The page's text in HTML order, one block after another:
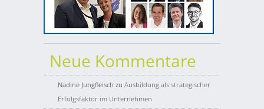
Neue Kommentare
Nadine Jungfleisch zu Ausbildung als strategischer
Erfolgsfaktor im Unternehmen